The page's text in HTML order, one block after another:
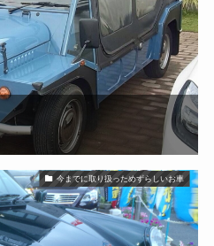
今までに取り扱っためずらしいお車